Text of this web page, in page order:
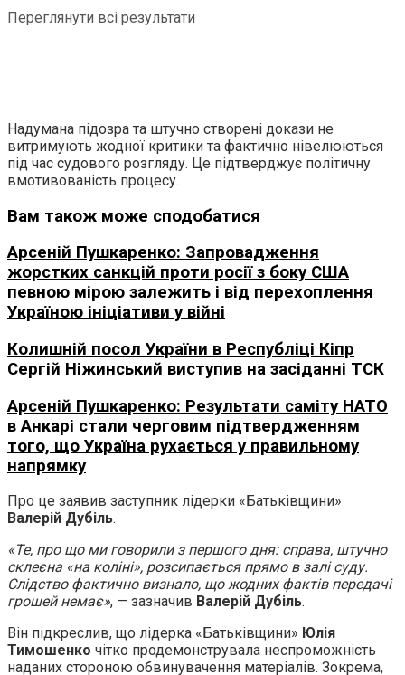
Переглянути всі результати
Надумана підозра та штучно створені докази не
витримують жодної критики та фактично нівелюються
під час судового розгляду. Це підтверджує політичну
вмотивованість процесу.
Вам також може сподобатися
Арсеній Пушкаренко: Запровадження
жорстких санкцій проти росії з боку США
певною мірою залежить і від перехоплення
Україною ініціативи у війні
Колишній посол України в Республіці Кіпр
Сергій Ніжинський виступив на засіданні ТСК
Арсеній Пушкаренко: Результати саміту НАТО
в Анкарі стали черговим підтвердженням
того, що Україна рухається у правильному
напрямку
Про це заявив заступник лідерки «Батьківщини»
Валерій Дубіль.
«Те, про що ми говорили з першого дня: справа, штучно
склеєна «на коліні», розсипається прямо в залі суду.
Слідство фактично визнало, що жодних фактів передачі
грошей немає», — зазначив Валерій Дубіль.
Він підкреслив, що лідерка «Батьківщини» Юлія
Тимошенко чітко продемонструвала неспроможність
наданих стороною обвинувачення матеріалів. Зокрема,